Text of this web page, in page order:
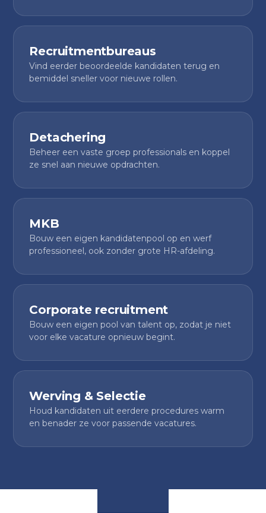
Recruitmentbureaus
Vind eerder beoordeelde kandidaten terug en
bemiddel sneller voor nieuwe rollen.
Detachering
Beheer een vaste groep professionals en koppel
ze snel aan nieuwe opdrachten.
MKB
Bouw een eigen kandidatenpool op en werf
professioneel, ook zonder grote HR-afdeling.
Corporate recruitment
Bouw een eigen pool van talent op, zodat je niet
voor elke vacature opnieuw begint.
Werving & Selectie
Houd kandidaten uit eerdere procedures warm
en benader ze voor passende vacatures.